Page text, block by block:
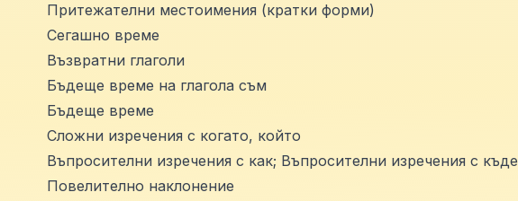
Притежателни местоимения (кратки форми)
Сегашно време
Възвратни глаголи
Бъдеще време на глагола съм
Бъдеще време
Сложни изречения с когато, който
Въпросителни изречения с как; Въпросителни изречения с къде
Повелително наклонение